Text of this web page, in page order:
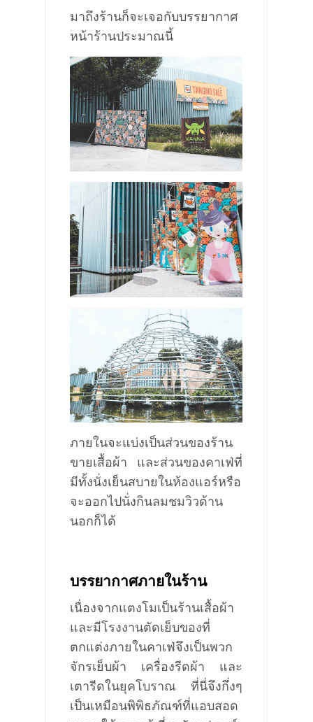
มาถึงร้านก็จะเจอกับบรรยากาศ
หน้าร้านประมาณนี้
ภายในจะแบ่งเป็นส่วนของร้าน
ขายเสื้อผ้า และส่วนของคาเฟ่ที่
มีทั้งนั่งเย็นสบายในห้องแอร์หรือ
จะออกไปนั่งกินลมชมวิวด้าน
นอกก็ได้
บรรยากาศภายในร้าน
เนื่องจากแตงโมเป็นร้านเสื้อผ้า
และมีโรงงานตัดเย็บของที่
ตกแต่งภายในคาเฟ่จึงเป็นพวก
จักรเย็บผ้า เครื่องรีดผ้า และ
เตารีดในยุคโบราณ ที่นี่จึงกึ่งๆ
เป็นเหมือนพิพิธภัณฑที่แอบสอด